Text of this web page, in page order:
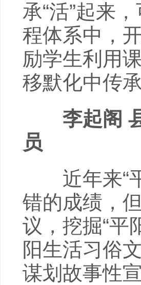
承“活”起来
程体系中，
励学生利用
移默化中传
李起阁 县
员
近年来“平
错的成绩，
议，挖掘“平
阳生活习俗
谋划故事性